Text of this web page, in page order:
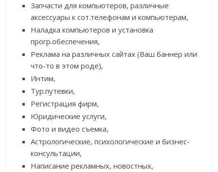
Запчасти для компьютеров, различные
аксессуары к сот.телефонам и компьютерам,
Наладка компьютеров и установка
прогр.обеспечения,
Реклама на различных сайтах (Ваш баннер или
что-то в этом роде),
Интим,
Тур.путевки,
Регистрация фирм,
Юридические услуги,
Фото и видео съемка,
Астрологические, психологические и бизнес-
консультации,
Написание рекламных, новостных,